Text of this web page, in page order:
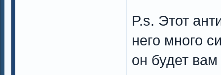
P.s. Этот
него много
он будет